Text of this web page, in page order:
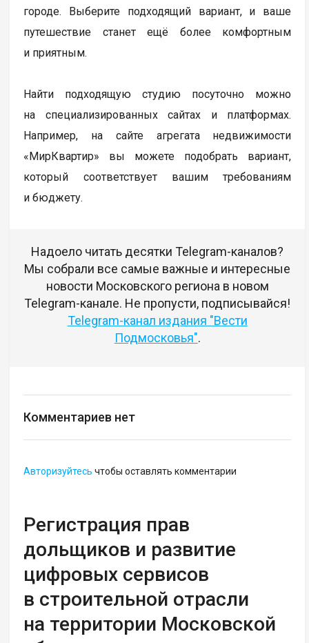
городе. Выберите подходящий вариант, и ваше
путешествие станет ещё более комфортным
и приятным.
Найти подходящую студию посуточно можно
на специализированных сайтах и платформах.
Например, на сайте агрегата недвижимости
«МирКвартир» вы можете подобрать вариант,
который соответствует вашим требованиям
и бюджету.
Надоело читать десятки Telegram-каналов?
Мы собрали все самые важные и интересные
новости Московского региона в новом
Telegram-канале. Не пропусти, подписывайся!
Telegram-канал издания "Вести
Подмосковья".
Комментариев нет
Авторизуйтесь чтобы оставлять комментарии
Регистрация прав
дольщиков и развитие
цифровых сервисов
в строительной отрасли
на территории Московской